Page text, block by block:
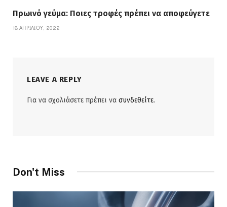
Πρωινό γεύμα: Ποιες τροφές πρέπει να αποφεύγετε
18 ΑΠΡΙΛΊΟΥ, 2022
LEAVE A REPLY
Για να σχολιάσετε πρέπει να συνδεθείτε.
Don't Miss